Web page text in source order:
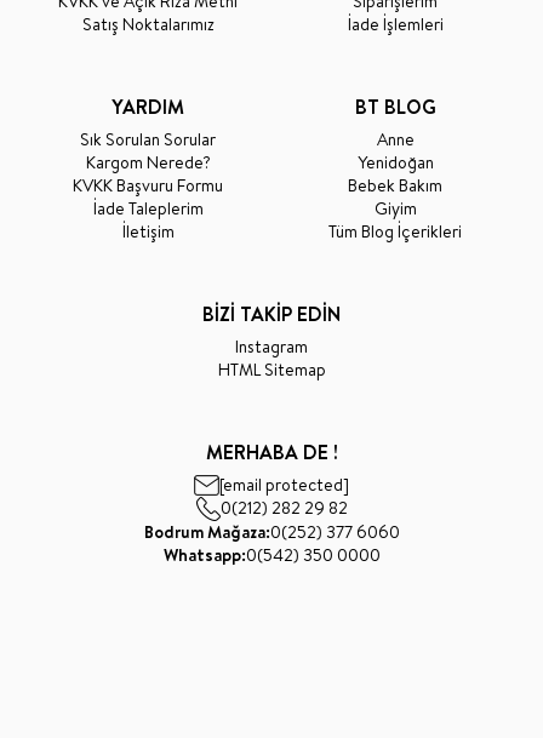
Satış Noktalarımız
İade İşlemleri
YARDIM
Sık Sorulan Sorular
Kargom Nerede?
KVKK Başvuru Formu
İade Taleplerim
İletişim
BT BLOG
Anne
Yenidoğan
Bebek Bakım
Giyim
Tüm Blog İçerikleri
BİZİ TAKİP EDİN
Instagram
HTML Sitemap
MERHABA DE !
[email protected]
0(212) 282 29 82
Bodrum Mağaza:0(252) 377 6060
Whatsapp:0(542) 350 0000